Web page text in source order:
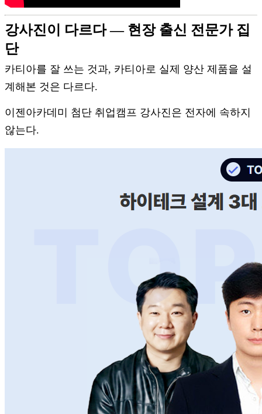
강사진이 다르다 — 현장 출신 전문가 집
단
카티아를 잘 쓰는 것과, 카티아로 실제 양산 제품을 설
계해본 것은 다르다.
이젠아카데미 첨단 취업캠프 강사진은 전자에 속하지
않는다.